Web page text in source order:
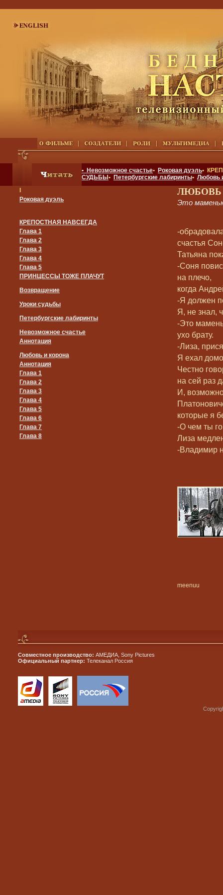
• Невозможное счастье• Роковая дуэль•
СУДЬБЫ • Петербургские лабиринты• Любовь
Роковая дуэль
КРЕПОСТНАЯ НАВСЕГДА
Глава 1
Глава 2
Глава 3
Глава 4
Глава 5
ПРИНЦЕССЫ ТОЖЕ ПЛАЧУТ
Возвращение
Уроки судьбы
Петербургские лабиринты
Невозможное счастье
Аннотация
Любовь и корона
Аннотация
Глава 1
Глава 2
Глава 3
Глава 4
Глава 5
Глава 6
Глава 7
Глава 8
ЛЮБОВЬ
Это
-
счастья
Татьяна
-Соня
на плечо,
когда
-Я должен
Я, не знал,
-Это
ухо брату.
-Лиза,
Я ехал
Честно
на сей раз
И,
которые я
-О чем ты
Лиза
-Владимир
meenuu
Совместное производство: АМЕДИА, Sony Pictures
Официальный партнер: Телеканал Россия